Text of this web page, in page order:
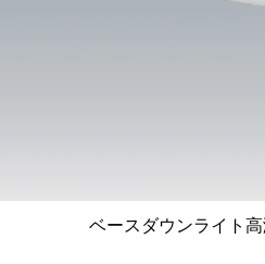
ベースダウンライト